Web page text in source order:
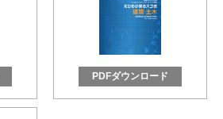
PDFダウンロード